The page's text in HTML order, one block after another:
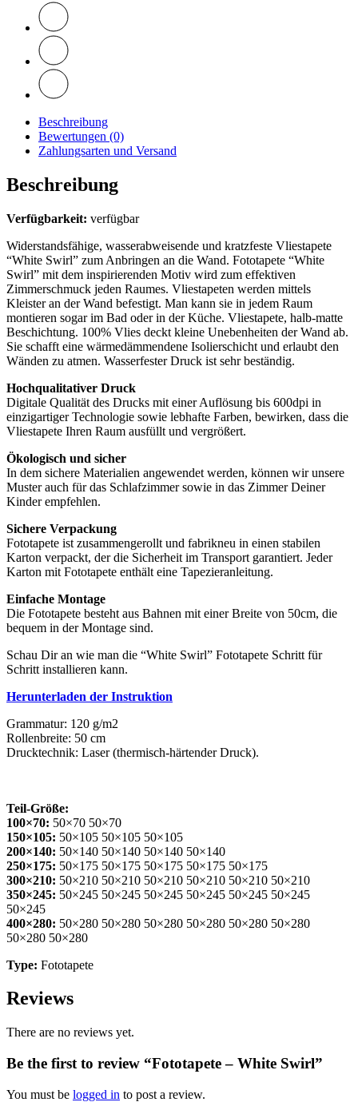
Beschreibung
Bewertungen (0)
Zahlungsarten und Versand
Beschreibung
Verfügbarkeit: verfügbar
Widerstandsfähige, wasserabweisende und kratzfeste Vliestapete
“White Swirl” zum Anbringen an die Wand. Fototapete “White
Swirl” mit dem inspirierenden Motiv wird zum effektiven
Zimmerschmuck jeden Raumes. Vliestapeten werden mittels
Kleister an der Wand befestigt. Man kann sie in jedem Raum
montieren sogar im Bad oder in der Küche. Vliestapete, halb-matte
Beschichtung. 100% Vlies deckt kleine Unebenheiten der Wand ab.
Sie schafft eine wärmedämmendene Isolierschicht und erlaubt den
Wänden zu atmen. Wasserfester Druck ist sehr beständig.
Hochqualitativer Druck
Digitale Qualität des Drucks mit einer Auflösung bis 600dpi in
einzigartiger Technologie sowie lebhafte Farben, bewirken, dass die
Vliestapete Ihren Raum ausfüllt und vergrößert.
Ökologisch und sicher
In dem sichere Materialien angewendet werden, können wir unsere
Muster auch für das Schlafzimmer sowie in das Zimmer Deiner
Kinder empfehlen.
Sichere Verpackung
Fototapete ist zusammengerollt und fabrikneu in einen stabilen
Karton verpackt, der die Sicherheit im Transport garantiert. Jeder
Karton mit Fototapete enthält eine Tapezieranleitung.
Einfache Montage
Die Fototapete besteht aus Bahnen mit einer Breite von 50cm, die
bequem in der Montage sind.
Schau Dir an wie man die “White Swirl” Fototapete Schritt für
Schritt installieren kann.
Herunterladen der Instruktion
Grammatur: 120 g/m2
Rollenbreite: 50 cm
Drucktechnik: Laser (thermisch-härtender Druck).
Teil-Größe:
100×70: 50×70 50×70
150×105: 50×105 50×105 50×105
200×140: 50×140 50×140 50×140 50×140
250×175: 50×175 50×175 50×175 50×175 50×175
300×210: 50×210 50×210 50×210 50×210 50×210 50×210
350×245: 50×245 50×245 50×245 50×245 50×245 50×245
50×245
400×280: 50×280 50×280 50×280 50×280 50×280 50×280
50×280 50×280
Type: Fototapete
Reviews
There are no reviews yet.
Be the first to review “Fototapete – White Swirl”
You must be logged in to post a review.